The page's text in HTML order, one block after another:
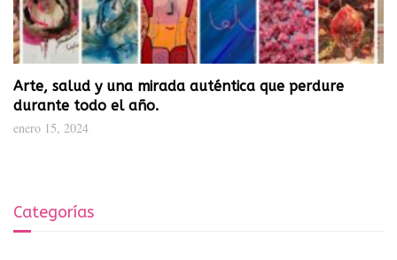
Arte, salud y una mirada auténtica que perdure
durante todo el año.
enero 15, 2024
Categorías